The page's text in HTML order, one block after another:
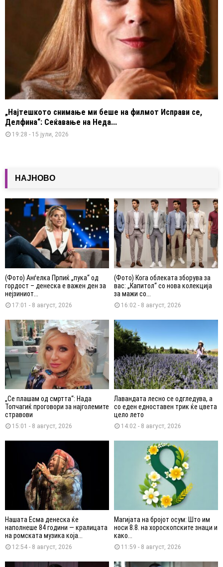
„Најтешкото снимање ми беше на филмот Исправи се,
Делфина“: Сеќавање на Неда...
19:28 - 15 јули, 2026
НАЈНОВО
(Фото) Анѓелка Прпиќ „пука“ од
гордост – денеска е важен ден за
нејзиниот...
17:01 - 8 август, 2026
(Фото) Кога облеката зборува за
вас: „Капитол“ со нова колекција
за мажи со...
16:02 - 8 август, 2026
„Се плашам од смртта“: Нада
Топчагиќ проговори за најголемите
стравови
15:01 - 8 август, 2026
Лавандата лесно се одгледува, а
со еден едноставен трик ќе цвета
цело лето
14:02 - 8 август, 2026
Нашата Есма денеска ќе
наполнеше 84 години — кралицата
на ромската музика која...
12:54 - 8 август, 2026
Магијата на бројот осум: Што им
носи 8.8. на хороскопските знаци и
како...
11:59 - 8 август, 2026